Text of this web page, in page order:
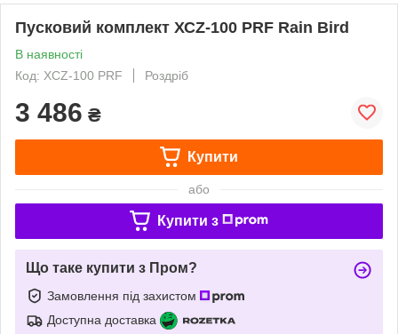
Пусковий комплект ХСZ-100 РRF Rain Bird
В наявності
Код: ХСZ-100 РRF
Роздріб
3 486 ₴
Купити
або
Купити з
Що таке купити з Пром?
Замовлення під захистом
Доступна доставка